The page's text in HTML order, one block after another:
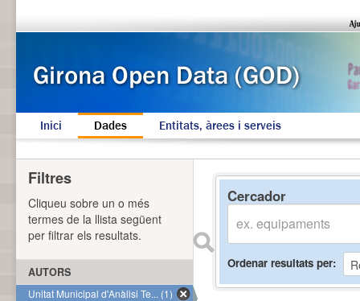
Inici Dades Entitats, àrees i serveis
Cercador
Ordenar resultats per
Filtres
Cliqueu sobre un o més
termes de la llista següent
per filtrar els resultats.
AUTORS
Unitat Municipal d'Anàlisi Te... (1)